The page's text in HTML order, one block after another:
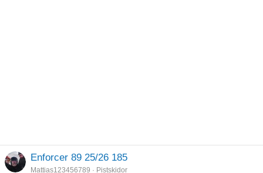
Enforcer 89 25/26 185
Mattias123456789
Pistskidor